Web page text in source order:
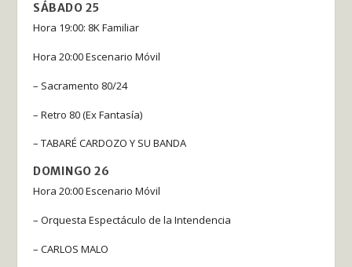
SÁBADO 25
Hora 19:00: 8K Familiar
Hora 20:00 Escenario Móvil
– Sacramento 80/24
– Retro 80 (Ex Fantasía)
– TABARÉ CARDOZO Y SU BANDA
DOMINGO 26
Hora 20:00 Escenario Móvil
– Orquesta Espectáculo de la Intendencia
– CARLOS MALO